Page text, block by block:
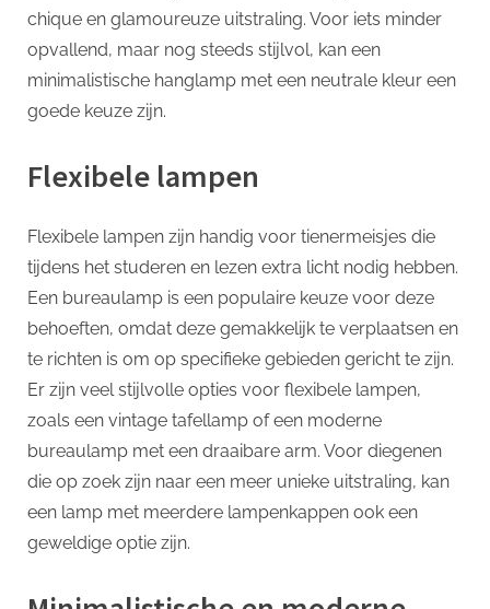
chique en glamoureuze uitstraling. Voor iets minder
opvallend, maar nog steeds stijlvol, kan een
minimalistische hanglamp met een neutrale kleur een
goede keuze zijn.
Flexibele lampen
Flexibele lampen zijn handig voor tienermeisjes die
tijdens het studeren en lezen extra licht nodig hebben.
Een bureaulamp is een populaire keuze voor deze
behoeften, omdat deze gemakkelijk te verplaatsen en
te richten is om op specifieke gebieden gericht te zijn.
Er zijn veel stijlvolle opties voor flexibele lampen,
zoals een vintage tafellamp of een moderne
bureaulamp met een draaibare arm. Voor diegenen
die op zoek zijn naar een meer unieke uitstraling, kan
een lamp met meerdere lampenkappen ook een
geweldige optie zijn.